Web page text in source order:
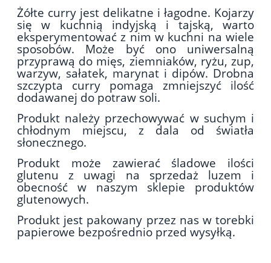
Żółte curry jest delikatne i łagodne. Kojarzy
się w kuchnią indyjską i tajską, warto
eksperymentować z nim w kuchni na wiele
sposobów. Może być ono uniwersalną
przyprawą do mięs, ziemniaków, ryżu, zup,
warzyw, sałatek, marynat i dipów. Drobna
szczypta curry pomaga zmniejszyć ilość
dodawanej do potraw soli.
Produkt należy przechowywać w suchym i
chłodnym miejscu, z dala od światła
słonecznego.
Produkt może zawierać śladowe ilości
glutenu z uwagi na sprzedaż luzem i
obecność w naszym sklepie produktów
glutenowych.
Produkt jest pakowany przez nas w torebki
papierowe bezpośrednio przed wysyłką.